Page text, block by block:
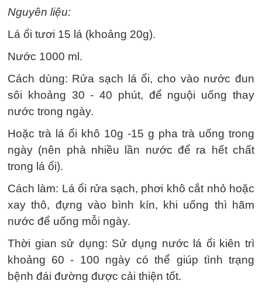
Nguyên liệu:
Lá ổi tươi 15 lá (khoảng 20g).
Nước 1000 ml.
Cách dùng: Rửa sạch lá ổi, cho vào nước đun
sôi khoảng 30 - 40 phút, để nguội uống thay
nước trong ngày.
Hoặc trà lá ổi khô 10g -15 g pha trà uống trong
ngày (nên phà nhiều lần nước để ra hết chất
trong lá ổi).
Cách làm: Lá ổi rửa sạch, phơi khô cắt nhỏ hoặc
xay thô, đựng vào bình kín, khi uống thì hãm
nước để uống mỗi ngày.
Thời gian sử dụng: Sử dụng nước lá ổi kiên trì
khoảng 60 - 100 ngày có thể giúp tình trạng
bệnh đái đường được cải thiện tốt.